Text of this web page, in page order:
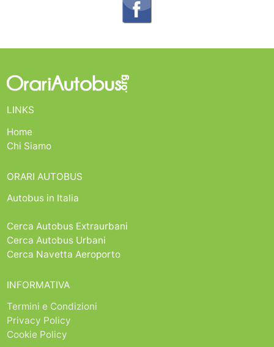
LINKS
Home
Chi Siamo
ORARI AUTOBUS
Autobus in Italia
Cerca Autobus Extraurbani
Cerca Autobus Urbani
Cerca Navetta Aeroporto
INFORMATIVA
Termini e Condizioni
Privacy Policy
Cookie Policy